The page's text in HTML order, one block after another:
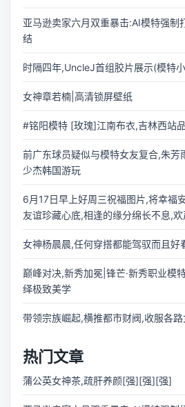
亚马逊卖家六月双重暴击:AI模特强制
结
时隔四年,UncleJ首组胶片展示(模特
女神章若楠|高清锁屏壁纸
#铭阳模特 [玫瑰]江南布衣,吉林西站
前广东球员疑似与模特女友复合,朱芳
少杰韩国游玩
6月17日早上好周三祝福图片,将幸福
友谊珍藏心底,相逢的缘分绵长不息,
女神杨晨晨,任何穿搭都能驾驭而且好
巅峰对决,新秀加冕|锋芒·新秀职业模
绎极致美学
带领宗族崛起,横推都市财阀,收服各路
热门文章
蒲公英女神茶,疏肝养颜[强][强][强]